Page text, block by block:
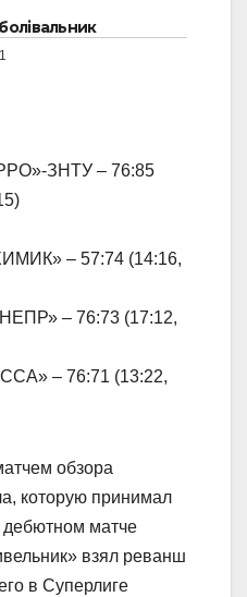
ЗНТУ – 76:85
– 57:74 (14:16,
– 76:73 (17:12,
– 76:71 (13:22,
обзора
которую принимал
матче
взял реванш
в Суперлиге